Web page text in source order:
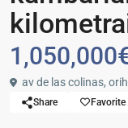
av de las colinas,
Share Favorite